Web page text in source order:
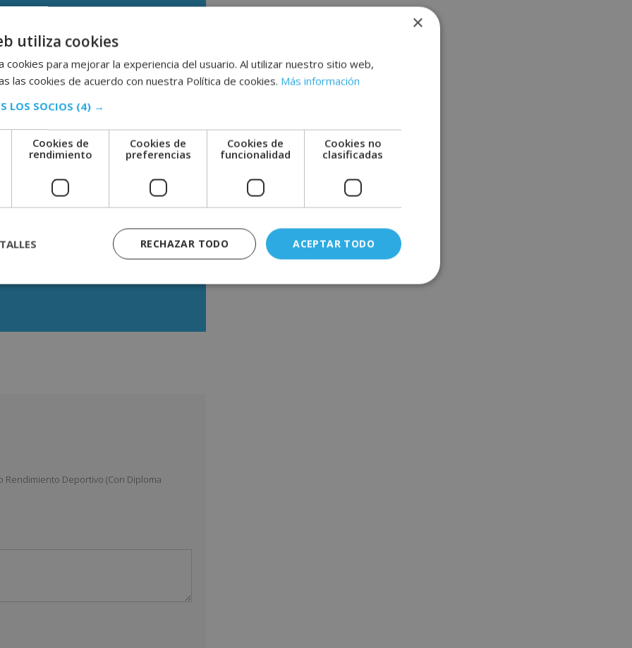
en Alto
Deportivo está especialmente
conocimientos en el mundo del
área, con una especial elevación y
de nuestro tiempo es el deporte y la
docente a una persona formada para
tener un preparador deportivo
mayor motivación.
los conocimientos necesarios para
Rendimiento Deportivo (Con Diploma
×
utiliza cookies
cookies para mejorar la experiencia del usuario. Al utilizar nuestro sitio web,
las cookies de acuerdo con nuestra Política de cookies. Más información
LOS SOCIOS (4) →
Cookies de
rendimiento
Cookies de
preferencias
Cookies de
funcionalidad
Cookies no
clasificadas
ACEPTAR TODO
RECHAZAR TODO